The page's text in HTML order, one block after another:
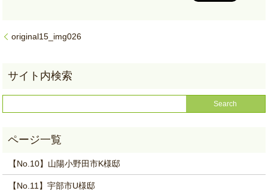
original15_img026
【No.10】山陽小野田市K様邸
【No.11】宇部市U様邸